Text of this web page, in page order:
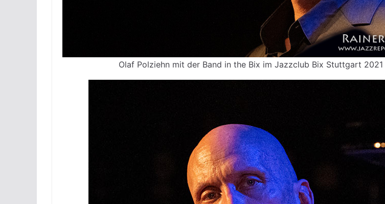
Olaf Polziehn mit der Band in the Bix im Jazzclub Bix Stuttgart 2021